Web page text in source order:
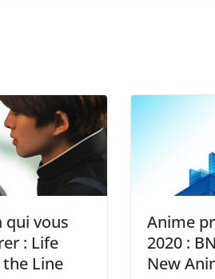
qui vous
: Life
the Line
Anime
2020 :
New